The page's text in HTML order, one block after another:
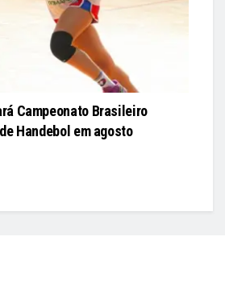
Campeonato Brasileiro
Handebol em agosto